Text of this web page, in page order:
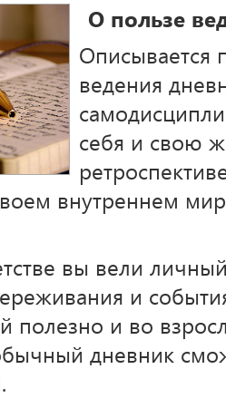
О пользе
Описывается
ведения
себя и свою
внутреннем
вы вели
и
полезно и во
дневник